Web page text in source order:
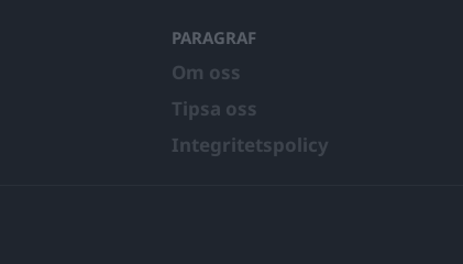
PARAGRAF
Om oss
Tipsa oss
Integritetspolicy